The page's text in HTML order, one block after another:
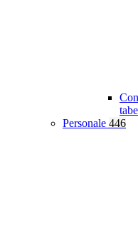
Personale 446